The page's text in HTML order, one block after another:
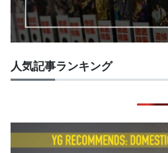
人気記事ランキング